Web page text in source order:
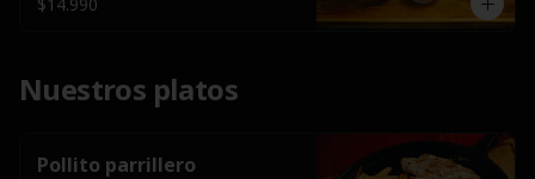
Nuestros platos
Pollito parrillero